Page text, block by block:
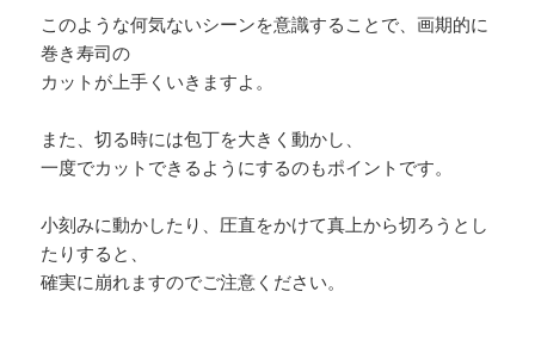
このような何気ないシーンを意識することで、画期的に
巻き寿司の
カットが上手くいきますよ。
また、切る時には包丁を大きく動かし、
一度でカットできるようにするのもポイントです。
小刻みに動かしたり、圧直をかけて真上から切ろうとし
たりすると、
確実に崩れますのでご注意ください。